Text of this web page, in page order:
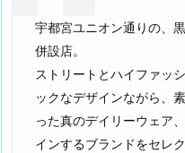
宇都宮ユニオン通りの、
併設店。
ストリートとハイファッ
ックなデザインながら、
った真のデイリーウェア
インするブランドをセレ